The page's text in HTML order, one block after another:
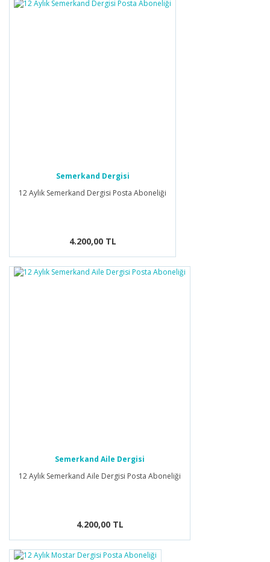
Semerkand Dergisi
12 Aylık Semerkand Dergisi Posta Aboneliği
4.200,00 TL
Semerkand Aile Dergisi
12 Aylık Semerkand Aile Dergisi Posta Aboneliği
4.200,00 TL